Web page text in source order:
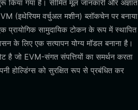
किया गया है। सीमित मूल जानकारी और अज्ञात
(इथेरियम वर्चुअल मशीन) ब्लॉकचेन पर बनाया
प्रायोगिक सामुदायिक टोकन के रूप में स्थापित
के लिए एक सत्यापन योग्य मॉडल बनाना है।
है जो EVM-संगत संपत्तियों का समर्थन करता
होल्डिंग्स को सुरक्षित रूप से प्रबंधित कर